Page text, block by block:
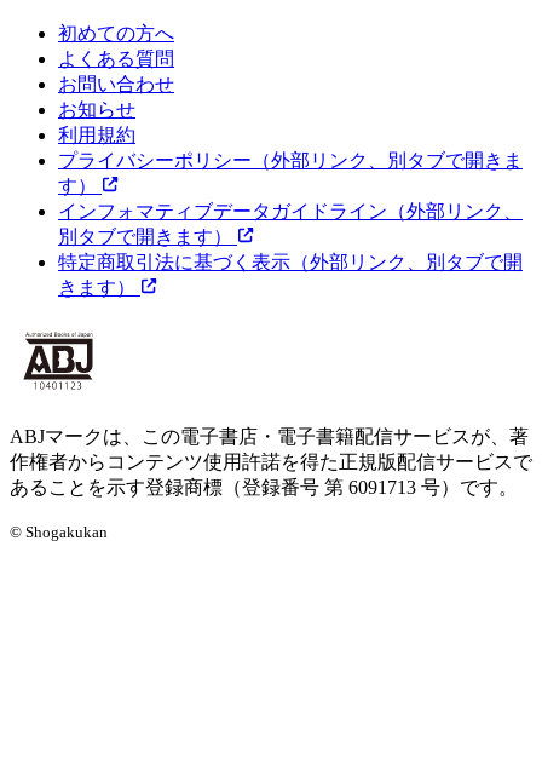
初めての方へ
よくある質問
お問い合わせ
お知らせ
利用規約
プライバシーポリシー （外部リンク、別タブで開きま
す）
インフォマティブデータガイドライン （外部リンク、
別タブで開きます）
特定商取引法に基づく表示 （外部リンク、別タブで開
きます）
ABJマークは、この電子書店・電子書籍配信サービスが、著
作権者からコンテンツ使用許諾を得た正規版配信サービスで
あることを示す登録商標（登録番号 第 6091713 号）です。
© Shogakukan